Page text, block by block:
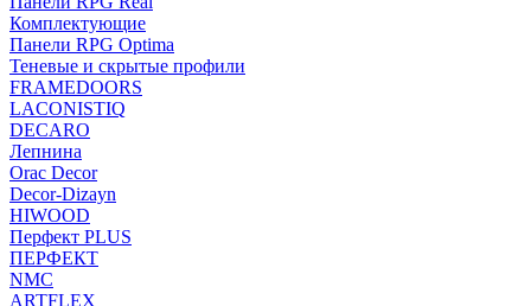
Комплектующие
Панели RPG Optima
Теневые и скрытые профили
FRAMEDOORS
LACONISTIQ
DECARO
Лепнина
Orac Decor
Decor-Dizayn
HIWOOD
Перфект PLUS
ПЕРФЕКТ
NMC
ARTFLEX